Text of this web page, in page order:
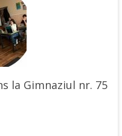
la Gimnaziul nr. 75